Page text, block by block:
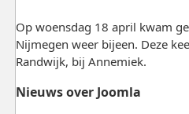
Op woensdag 18 april kwam
Nijmegen weer bijeen. Deze
Randwijk, bij Annemiek.
Nieuws over Joomla